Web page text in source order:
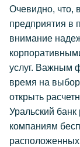
Очевидно, что,
предприятия в
внимание
услуг. Важным
время на выбор
открыть
Уральский банк
компаниям
расположенных